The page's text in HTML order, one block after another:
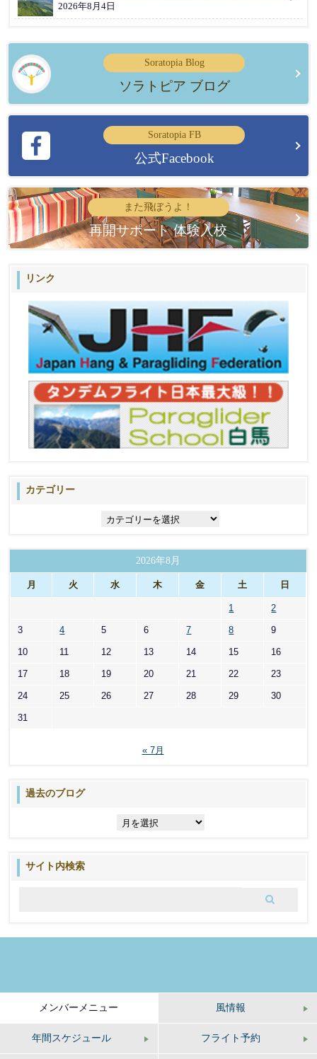
2026年8月4日
Soratopia Blog
ソラトピア ブログ
Soratopia FB
公式Facebook
また飛ぼうよ！
再開サポート 体験入校
リンク
カテゴリー
ー
2026年8月
月 火 水 木 金 土 日
1 2
3 4 5 6 7 8 9
10 11 12 13 14 15 16
17 18 19 20 21 22 23
24 25 26 27 28 29 30
31
« 7月
過去のブログ
サイト内検索
メンバーメニュー 風情報
年間スケジュール フライト予約